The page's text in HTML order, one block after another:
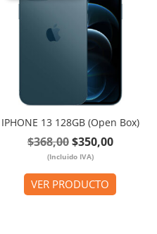
IPHONE 13 128GB (Open Box)
$368,00El
precio
original
era:
$350,00El
actual
es:
(Incluido IVA)
VER PRODUCTO